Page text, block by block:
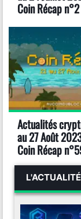
Coin Récap n°2
Actualités
au 27 Août
Coin Récap